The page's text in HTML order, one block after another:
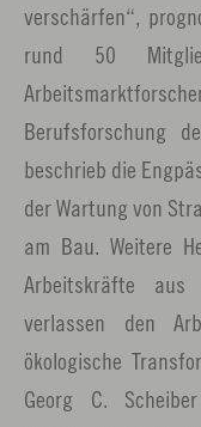
verschärfen“,
rund 50
Berufsforschung
beschrieb die
der Wartung von
am Bau. Weitere
Arbeitskräfte aus
verlassen den
ökologische
Georg C.